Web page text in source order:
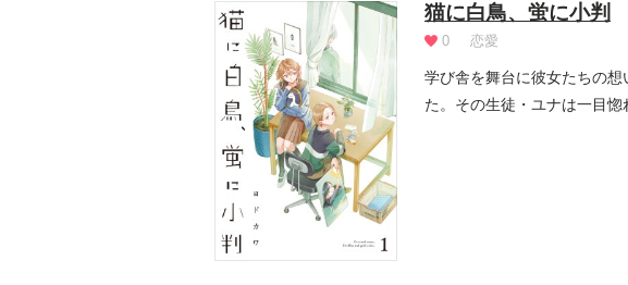
猫に白鳥、蛍に小判
0 恋愛
学び舎を舞台に彼女たちの
た。その生徒・ユナは一目